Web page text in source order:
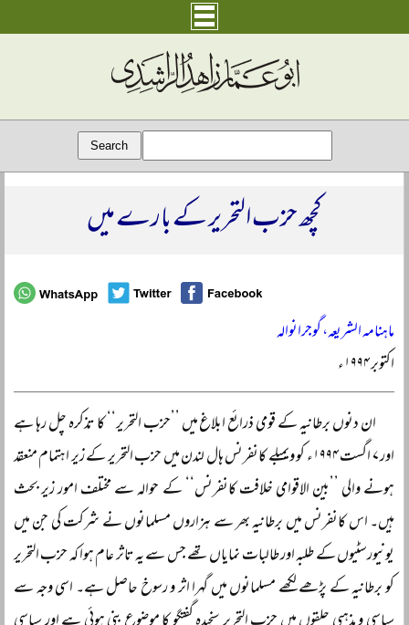
کچھ حزب التحریر کے بارے میں
ماہنامہ الشریعہ، گوجرانوالہ
اکتوبر ۱۹۹۴ء
ان دنوں برطانیہ کے قومی ذرائع ابلاغ میں ’’حزب التحریر‘‘ کا تذکرہ چل رہا ہے
اور ۷ اگست ۱۹۹۴ء کو ویمبلے کانفرنس ہال لندن میں حزب التحریر کے زیر اہتمام منعقد
ہونے والی ’’بین الاقوامی خلافت کانفرنس‘‘ کے حوالہ سے مختلف امور زیر بحث
ہیں۔ اس کانفرنس میں برطانیہ بھر سے ہزاروں مسلمانوں نے شرکت کی جن میں
یونیورسٹیوں کے طلبہ اور طالبات نمایاں تھے جس سے یہ تاثر عام ہوا کہ حزب التحریر
کو برطانیہ کے پڑھے لکھے مسلمانوں میں گہرا اثر و رسوخ حاصل ہے۔ اسی وجہ سے